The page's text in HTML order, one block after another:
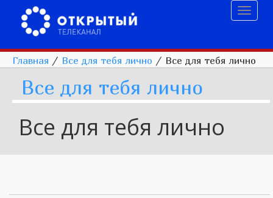
Главная / Все для тебя лично / Все для тебя лично
Все для тебя лично
Все для тебя лично